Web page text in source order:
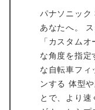
パナソニック
あなたへ。
「カスタム
な角度を指定
な自転車フィ
ンする 体型
とで、より